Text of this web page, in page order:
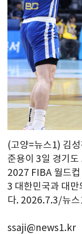
(고양=뉴스1) 김
준용이 3일 경기
2027 FIBA 월드
3 대한민국과 대
다. 2026.7.3/뉴스
ssaji@news1.kr